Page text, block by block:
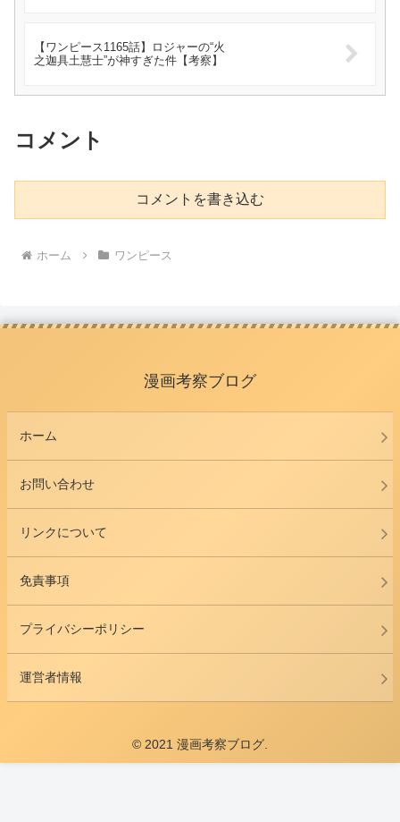
【ワンピース1165話】ロジャーの“火
之迦具土慧士”が神すぎた件【考察】
コメント
コメントを書き込む
ホーム ワンピース
漫画考察ブログ
ホーム
お問い合わせ
リンクについて
免責事項
プライバシーポリシー
運営者情報
© 2021 漫画考察ブログ.